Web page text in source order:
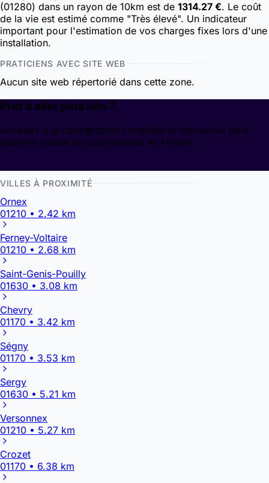
(01280) dans un rayon de 10km est de 1314.27 €. Le coût
de la vie est estimé comme "Très élevé". Un indicateur
important pour l'estimation de vos charges fixes lors d'une
installation.
PRATICIENS AVEC SITE WEB
Aucun site web répertorié dans cette zone.
Prêt à aller plus loin ?
Accédez à la cartographie complète et interactive pour
explorer toutes les opportunités en France.
VILLES À PROXIMITÉ
Ornex
01210 • 2.42 km
Ferney-Voltaire
01210 • 2.68 km
Saint-Genis-Pouilly
01630 • 3.08 km
Chevry
01170 • 3.42 km
Ségny
01170 • 3.53 km
Sergy
01630 • 5.21 km
Versonnex
01210 • 5.27 km
Crozet
01170 • 6.38 km